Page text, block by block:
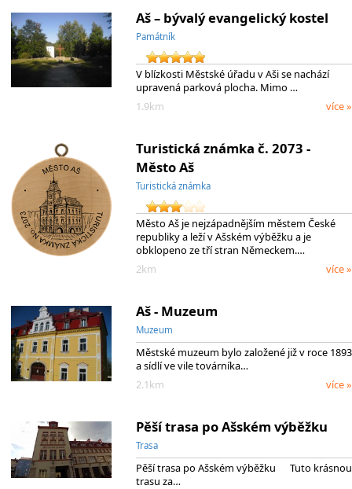
Aš – bývalý evangelický kostel
Památník
V blízkosti Městské úřadu v Aši se nachází
upravená parková plocha. Mimo …
1.9km
více »
Turistická známka č. 2073 -
Město Aš
Turistická známka
Město Aš je nejzápadnějším městem České
republiky a leží v Ašském výběžku a je
obklopeno ze tří stran Německem.…
2km
více »
Aš - Muzeum
Muzeum
Městské muzeum bylo založené již v roce 1893
a sídlí ve vile továrníka…
2.1km
více »
Pěší trasa po Ašském výběžku
Trasa
Pěší trasa po Ašském výběžku Tuto krásnou
trasu za…